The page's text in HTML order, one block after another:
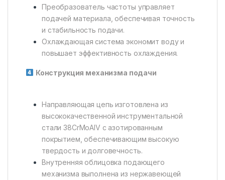
Преобразователь частоты управляет
подачей материала, обеспечивая точность
и стабильность подачи.
Охлаждающая система экономит воду и
повышает эффективность охлаждения.
Конструкция механизма подачи
Направляющая цепь изготовлена из
высококачественной инструментальной
стали 38CrMoAlV с азотированным
покрытием, обеспечивающим высокую
твердость и долговечность.
Внутренняя облицовка подающего
механизма выполнена из нержавеющей